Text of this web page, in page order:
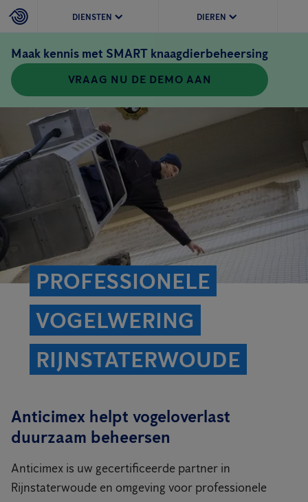
DIENSTEN DIEREN
Maak kennis met SMART knaagdierbeheersing
VRAAG NU DE DEMO AAN
PROFESSIONELE
VOGELWERING
RIJNSTATERWOUDE
Anticimex helpt vogeloverlast
duurzaam beheersen
Anticimex is uw gecertificeerde partner in
Rijnstaterwoude en omgeving voor professionele